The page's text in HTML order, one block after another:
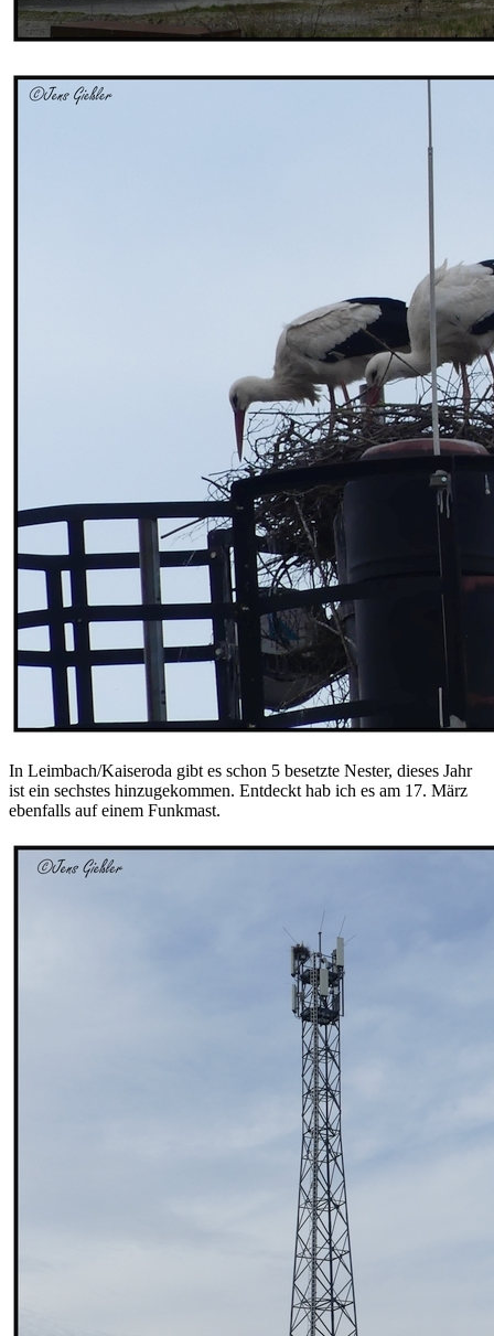
In Leimbach/Kaiseroda gibt es schon 5 besetzte Nester, dieses Jahr
ist ein sechstes hinzugekommen. Entdeckt hab ich es am 17. März
ebenfalls auf einem Funkmast.